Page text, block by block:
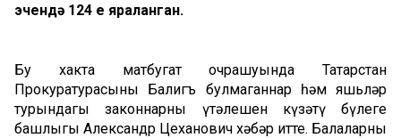
эчендә 124 е яраланган.
Бу хакта матбугат очрашуында Татарстан
Прокуратурасының Балигъ булмаганнар һәм яшьләр
турындагы законнарның үтәлешен күзәтү бүлеге
башлыгы Александр Цеханович хәбәр итте. Балаларны